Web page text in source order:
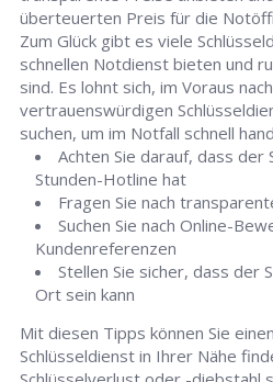
überteuerten Preis für die
Zum Glück gibt es viele
schnellen Notdienst bieten und
sind. Es lohnt sich, im Voraus
vertrauenswürdigen
suchen, um im Notfall schnell
Achten Sie darauf, dass der
Stunden-Hotline hat
Fragen Sie nach
Suchen Sie nach Online-
Kundenreferenzen
Stellen Sie sicher, dass der
Ort sein kann
Mit diesen Tipps können Sie
Schlüsseldienst in Ihrer Nähe